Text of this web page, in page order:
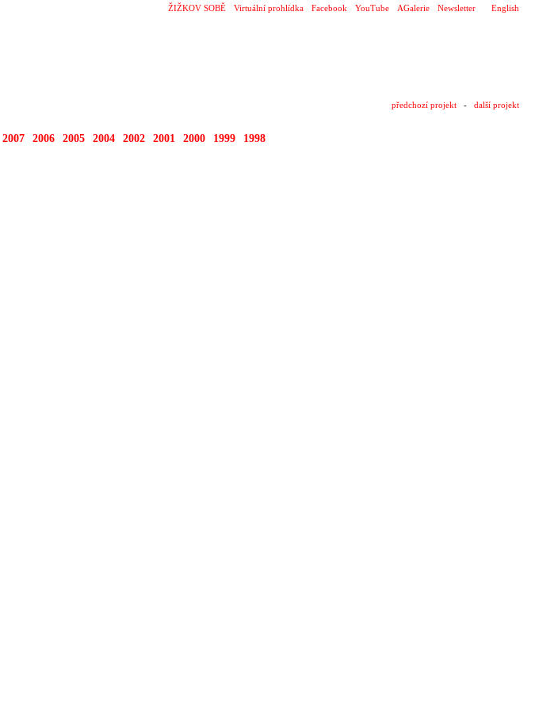
English
ŽIŽKOV SOBĚ Virtuální prohlídka Facebook YouTube AGalerie Newsletter
předchozí projekt - další projekt
2007 2006 2005 2004 2002 2001 2000 1999 1998